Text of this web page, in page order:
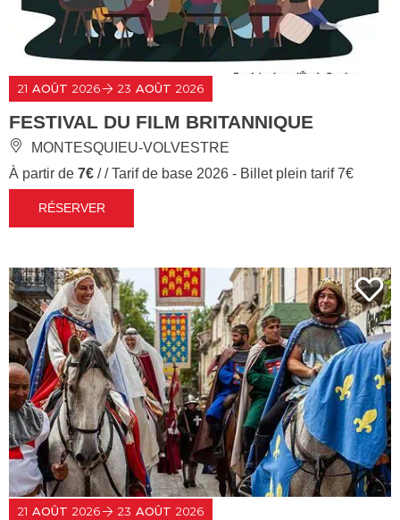
21 AOÛT 2026 23 AOÛT 2026
FESTIVAL DU FILM BRITANNIQUE
MONTESQUIEU-VOLVESTRE
À partir de 7€ / / Tarif de base 2026 - Billet plein tarif 7€
RÉSERVER
21 AOÛT 2026 23 AOÛT 2026